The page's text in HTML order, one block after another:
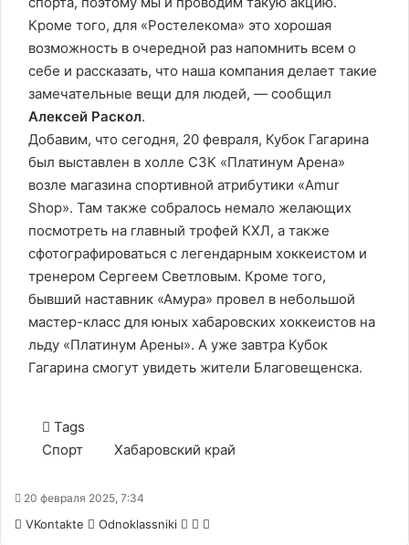
Кроме того, для «Ростелекома» это хорошая
возможность в очередной раз напомнить всем о
себе и рассказать, что наша компания делает такие
замечательные вещи для людей, — сообщил
Алексей Раскол.
Добавим, что сегодня, 20 февраля, Кубок Гагарина
был выставлен в холле СЗК «Платинум Арена»
возле магазина спортивной атрибутики «Amur
Shop». Там также собралось немало желающих
посмотреть на главный трофей КХЛ, а также
сфотографироваться с легендарным хоккеистом и
тренером Сергеем Светловым. Кроме того,
бывший наставник «Амура» провел в небольшой
мастер-класс для юных хабаровских хоккеистов на
льду «Платинум Арены». А уже завтра Кубок
Гагарина смогут увидеть жители Благовещенска.
Tags
Спорт
Хабаровский край
20 февраля 2025, 7:34
VKontakte Odnoklassniki WhatsApp
Telegram